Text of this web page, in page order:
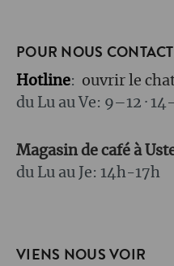
POUR NOUS
Hotline: ouvrir le
du Lu au Ve: 9–12 ·
Magasin de café à
du Lu au Je: 14h-17h
VIENS NOUS VOIR